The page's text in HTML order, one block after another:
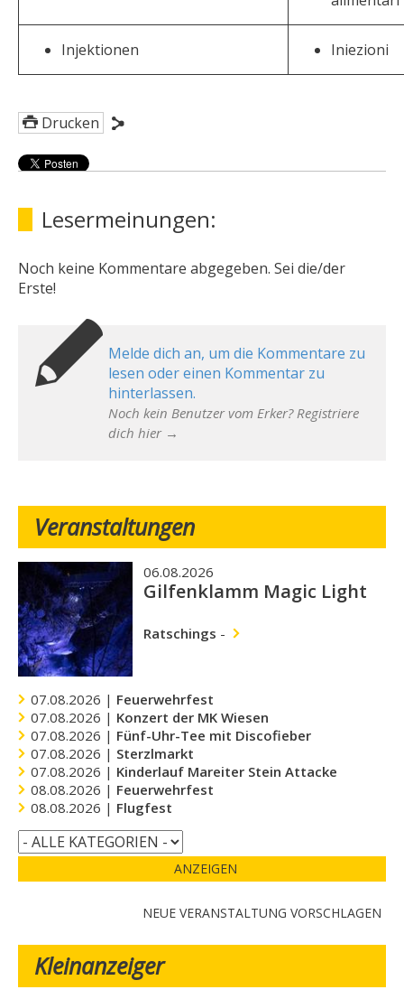
Injektionen Iniezioni
Drucken
Lesermeinungen:
Noch keine Kommentare abgegeben. Sei die/der
Erste!
Melde dich an, um die Kommentare zu
lesen oder einen Kommentar zu
hinterlassen.
Noch kein Benutzer vom Erker? Registriere
dich hier →
Veranstaltungen
06.08.2026
Gilfenklamm Magic Light
Ratschings -
07.08.2026 | Feuerwehrfest
07.08.2026 | Konzert der MK Wiesen
07.08.2026 | Fünf-Uhr-Tee mit Discofieber
07.08.2026 | Sterzlmarkt
07.08.2026 | Kinderlauf Mareiter Stein Attacke
08.08.2026 | Feuerwehrfest
08.08.2026 | Flugfest
ANZEIGEN
NEUE VERANSTALTUNG VORSCHLAGEN
Kleinanzeiger